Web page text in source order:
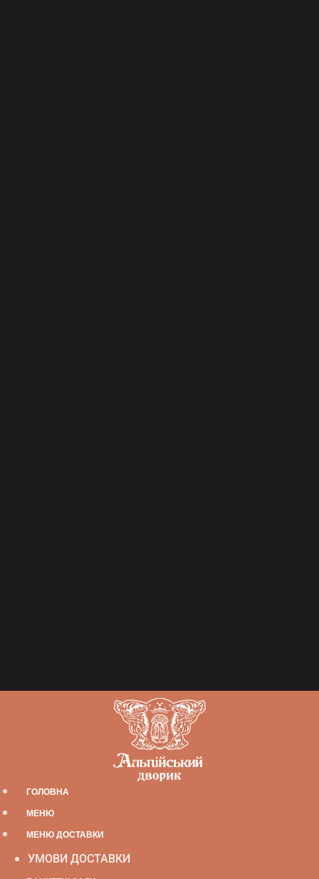
ГОЛОВНА
МЕНЮ
МЕНЮ ДОСТАВКИ
УМОВИ ДОСТАВКИ